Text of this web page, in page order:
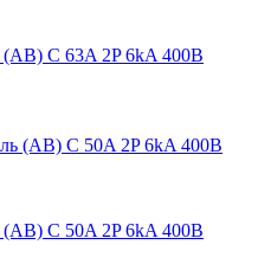
(АВ) C 63A 2P 6kA 400В
(АВ) C 50A 2P 6kA 400В